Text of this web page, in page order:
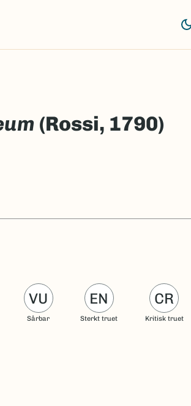
(Rossi, 1790)
VU
Sårbar
EN
Sterkt truet
CR
Kritisk truet